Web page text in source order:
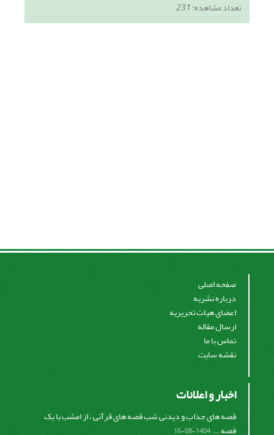
تعداد مشاهده:231
صفحه اصلی
درباره نشریه
اعضای هیات تحریریه
ارسال مقاله
تماس با ما
نقشه سایت
اخبار و اعلانات
قصه های جذاب و دیدنی شب قصه های قرآنی ، از امشب با یک
قصه ...1404-08-16